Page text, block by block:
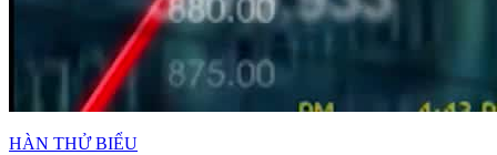
HÀN THỬ BIỂU